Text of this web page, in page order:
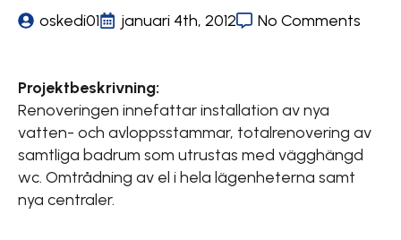
oskedi01 januari 4th, 2012 No Comments
Projektbeskrivning:
Renoveringen innefattar installation av nya
vatten- och avloppsstammar, totalrenovering av
samtliga badrum som utrustas med vägghängd
wc. Omtrådning av el i hela lägenheterna samt
nya centraler.